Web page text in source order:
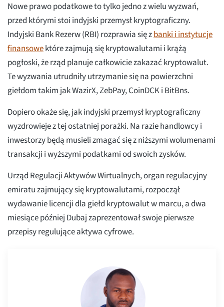
Nowe prawo podatkowe to tylko jedno z wielu wyzwań,
przed którymi stoi indyjski przemysł kryptograficzny.
Indyjski Bank Rezerw (RBI) rozprawia się zbanki i instytucje
finansowektóre zajmują się kryptowalutami i krążą
pogłoski, że rząd planuje całkowicie zakazać kryptowalut.
Te wyzwania utrudniły utrzymanie się na powierzchni
giełdom takim jak WazirX, ZebPay, CoinDCK i BitBns.
Dopiero okaże się, jak indyjski przemysł kryptograficzny
wyzdrowieje z tej ostatniej porażki. Na razie handlowcy i
inwestorzy będą musieli zmagać się z niższymi wolumenami
transakcji i wyższymi podatkami od swoich zysków.
Urząd Regulacji Aktywów Wirtualnych, organ regulacyjny
emiratu zajmujący się kryptowalutami, rozpoczął
wydawanie licencji dla giełd kryptowalut w marcu, a dwa
miesiące później Dubaj zaprezentował swoje pierwsze
przepisy regulujące aktywa cyfrowe.